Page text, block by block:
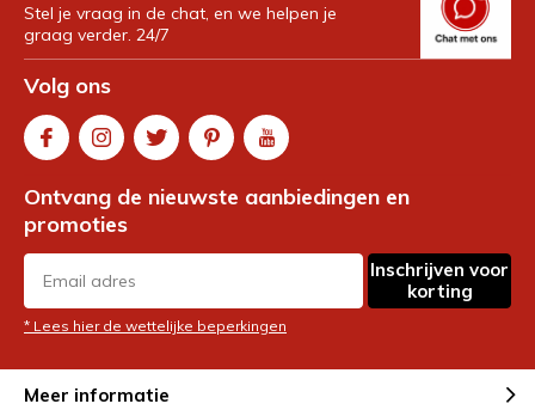
Stel je vraag in de chat, en we helpen je
graag verder. 24/7
Volg ons
Ontvang de nieuwste aanbiedingen en
promoties
Inschrijven voor
korting
* Lees hier de wettelijke beperkingen
Meer informatie